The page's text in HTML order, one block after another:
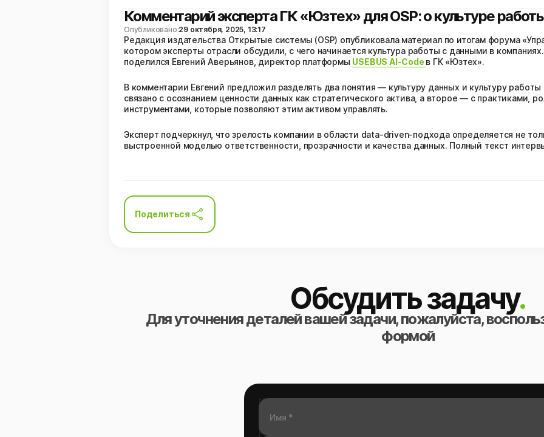
Комментарий эксперта ГК «Юзтех» для OSP: о культуре
Опубликовано:29 октября, 2025, 13:17
Редакция издательства Открытые системы (OSP) опубликовала материал по итогам форума
котором эксперты отрасли обсудили, с чего начинается культура работы с данными в
поделился Евгений Аверьянов, директор платформы USEBUS AI-Codeв ГК «Юзтех».
В комментарии Евгений предложил разделять два понятия — культуру данных и культуру
связано с осознанием ценности данных как стратегического актива, а второе — с практиками,
инструментами, которые позволяют этим активом управлять.
Эксперт подчеркнул, что зрелость компании в области data-driven-подхода определяется не
выстроенной моделью ответственности, прозрачности и качества данных. Полный текст
Поделиться
Обсудить задачу.
Для уточнения деталей вашей задачи, пожалуйста,
формой